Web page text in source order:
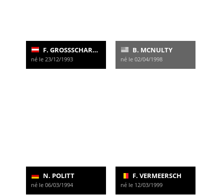
F. GROSSSCHARTNER
né le 23/12/1993
B. MCNULTY
né le 02/04/1998
N. POLITT
né le 06/03/1994
F. VERMEERSCH
né le 12/03/1999